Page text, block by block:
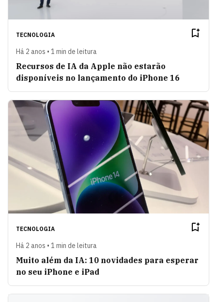
TECNOLOGIA
Há 2 anos • 1 min de leitura
Recursos de IA da Apple não estarão
disponíveis no lançamento do iPhone 16
TECNOLOGIA
Há 2 anos • 1 min de leitura
Muito além da IA: 10 novidades para esperar
no seu iPhone e iPad